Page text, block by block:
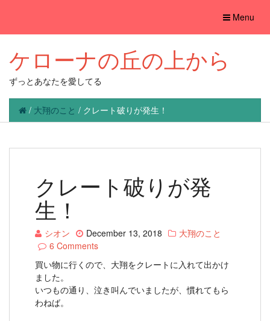
Toggle
Menu
ケローナの丘の上から
ずっとあなたを愛してる
/ 大翔のこと / クレート破りが発生！
クレート破りが発
生！
シオン December 13, 2018
大翔のこと
6 Comments
買い物に行くので、大翔をクレートに入れて出かけ
ました。
いつもの通り、泣き叫んでいましたが、慣れてもら
わねば。